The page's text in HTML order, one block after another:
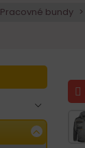
Pracovné bundy